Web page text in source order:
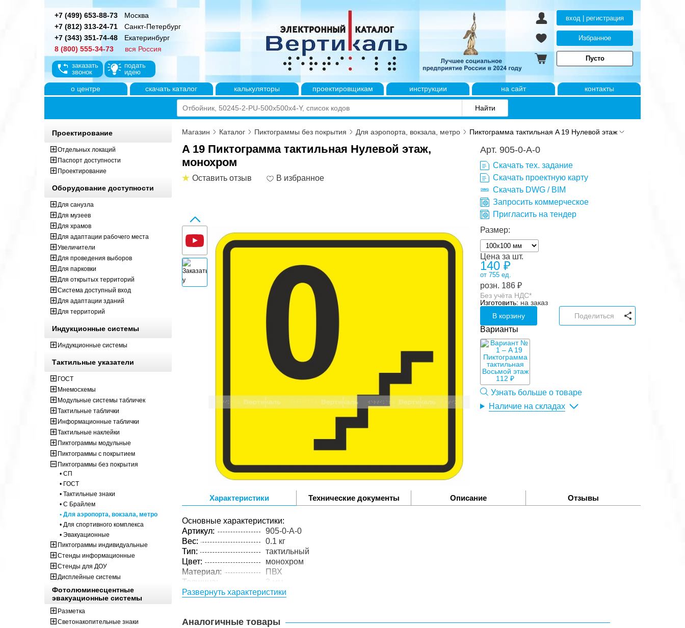
+7 (499) 653-88-73
Москва
+7 (812) 313-24-71
Санкт-Петербург
+7 (343) 351-74-48
Екатеринбург
8 (800) 555-34-73
вся Россия
заказать
звонок
подать
идею
вход | регистрация
Избранное
Пусто
о центре скачать каталог калькуляторы проектировщикам инструкции на сайт контакты
Магазин Каталог Пиктограммы без покрытия Для аэропорта, вокзала, метро Пиктограмма тактильная A 19 Нулевой этаж
A 19 Пиктограмма тактильная Нулевой этаж,
монохром
Оставить отзыв
Арт. 905-0-A-0
Скачать тех. задание
Скачать проектную карту
Скачать DWG / BIM
Запросить коммерческое
Пригласить на тендер
Размер:
Цена за шт.
140 ₽
от 755 ед.
розн. 186 ₽
Без учёта НДС*
Изготовить: на заказ
В корзину
Поделиться
Варианты
112 ₽
Узнать больше о товаре
Наличие на складах
Характеристики Технические документы Описание Отзывы
Основные характеристики:
Артикул:
905-0-A-0
Вес:
0.1 кг
Тип:
тактильный
Цвет:
монохром
Материал:
ПВХ
Толщина:
3 мм
Технология:
цельный материал
Развернуть характеристики
Аналогичные товары
Проектирование
Отдельных локаций
Паспорт доступности
Проектирование
Оборудование доступности
Для санузла
Для музеев
Для храмов
Для адаптации рабочего места
Увеличители
Для проведения выборов
Для парковки
Для открытых территорий
Система доступный вход
Для адаптации зданий
Для территорий
Индукционные системы
Индукционные системы
Тактильные указатели
ГОСТ
Мнемосхемы
Модульные системы табличек
Тактильные таблички
Информационные таблички
Тактильные наклейки
Пиктограммы модульные
Пиктограммы с покрытием
Пиктограммы без покрытия
• СП
• ГОСТ
• Тактильные знаки
• С Брайлем
• Для аэропорта, вокзала, метро
• Для спортивного комплекса
• Эвакуационные
Пиктограммы индивидуальные
Стенды информационные
Стенды для ДОУ
Дисплейные системы
Фотолюминесцентные
эвакуационные системы
Разметка
Светонакопительные знаки